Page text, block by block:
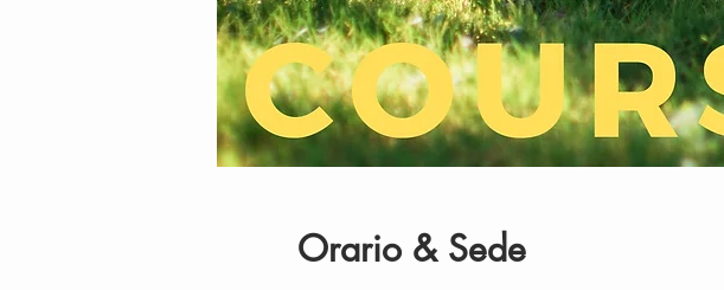
Orario & Sede